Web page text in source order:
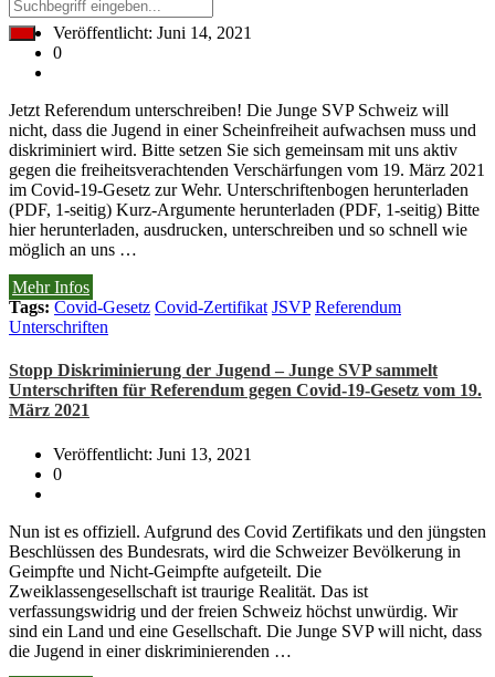
Veröffentlicht: Juni 14, 2021
0
Jetzt Referendum unterschreiben! Die Junge SVP Schweiz will
nicht, dass die Jugend in einer Scheinfreiheit aufwachsen muss und
diskriminiert wird. Bitte setzen Sie sich gemeinsam mit uns aktiv
gegen die freiheitsverachtenden Verschärfungen vom 19. März 2021
im Covid-19-Gesetz zur Wehr. Unterschriftenbogen herunterladen
(PDF, 1-seitig) Kurz-Argumente herunterladen (PDF, 1-seitig) Bitte
hier herunterladen, ausdrucken, unterschreiben und so schnell wie
möglich an uns …
Mehr Infos
Tags: Covid-Gesetz Covid-Zertifikat JSVP Referendum
Unterschriften
Stopp Diskriminierung der Jugend – Junge SVP sammelt
Unterschriften für Referendum gegen Covid-19-Gesetz vom 19.
März 2021
Veröffentlicht: Juni 13, 2021
0
Nun ist es offiziell. Aufgrund des Covid Zertifikats und den jüngsten
Beschlüssen des Bundesrats, wird die Schweizer Bevölkerung in
Geimpfte und Nicht-Geimpfte aufgeteilt. Die
Zweiklassengesellschaft ist traurige Realität. Das ist
verfassungswidrig und der freien Schweiz höchst unwürdig. Wir
sind ein Land und eine Gesellschaft. Die Junge SVP will nicht, dass
die Jugend in einer diskriminierenden …